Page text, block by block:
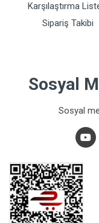
Karşılaştırma
Sipariş Takibi
Sosyal
Sosyal